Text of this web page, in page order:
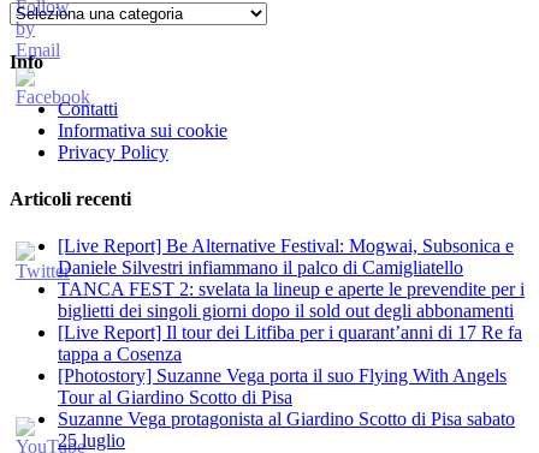
Categorie
Info
Contatti
Informativa sui cookie
Privacy Policy
Articoli recenti
[Live Report] Be Alternative Festival: Mogwai, Subsonica e
Daniele Silvestri infiammano il palco di Camigliatello
TANCA FEST 2: svelata la lineup e aperte le prevendite per i
biglietti dei singoli giorni dopo il sold out degli abbonamenti
[Live Report] Il tour dei Litfiba per i quarant’anni di 17 Re fa
tappa a Cosenza
[Photostory] Suzanne Vega porta il suo Flying With Angels
Tour al Giardino Scotto di Pisa
Suzanne Vega protagonista al Giardino Scotto di Pisa sabato
25 luglio